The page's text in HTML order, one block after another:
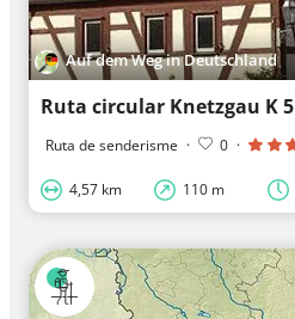
Auf dem Weg in Deutschland
Ruta circular Knetzgau K 5
Ruta de senderisme · 0 ·
4,57 km 110 m